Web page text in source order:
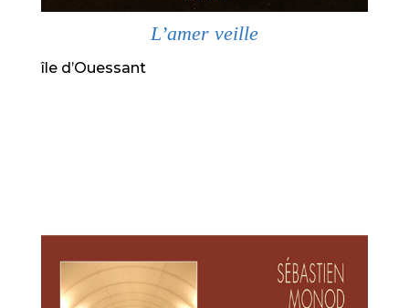
L’amer veille
île d’Ouessant